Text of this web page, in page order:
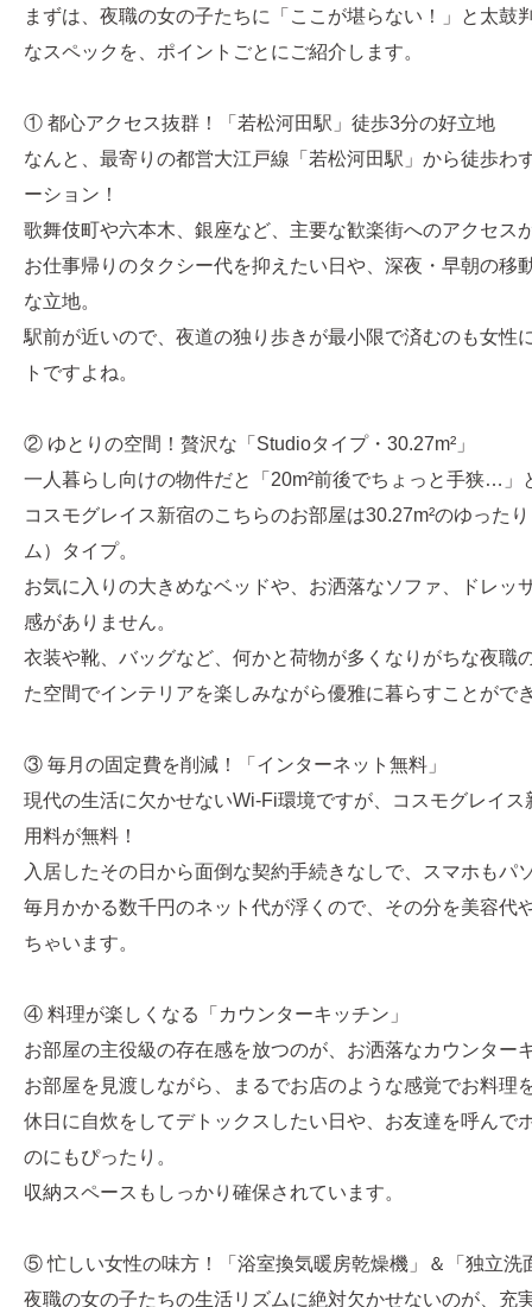
まずは、夜職の女の子たちに「ここが堪らない！」と太鼓
なスペックを、ポイントごとにご紹介します。
① 都心アクセス抜群！「若松河田駅」徒歩3分の好立地
なんと、最寄りの都営大江戸線「若松河田駅」から徒歩わ
ーション！
歌舞伎町や六本木、銀座など、主要な歓楽街へのアクセス
お仕事帰りのタクシー代を抑えたい日や、深夜・早朝の移
な立地。
駅前が近いので、夜道の独り歩きが最小限で済むのも女性
トですよね。
② ゆとりの空間！贅沢な「Studioタイプ・30.27m²」
一人暮らし向けの物件だと「20m²前後でちょっと手狭…」
コスモグレイス新宿のこちらのお部屋は30.27m²のゆった
ム）タイプ。
お気に入りの大きめなベッドや、お洒落なソファ、ドレッ
感がありません。
衣装や靴、バッグなど、何かと荷物が多くなりがちな夜職
た空間でインテリアを楽しみながら優雅に暮らすことがで
③ 毎月の固定費を削減！「インターネット無料」
現代の生活に欠かせないWi-Fi環境ですが、コスモグレイ
用料が無料！
入居したその日から面倒な契約手続きなしで、スマホもパ
毎月かかる数千円のネット代が浮くので、その分を美容代
ちゃいます。
④ 料理が楽しくなる「カウンターキッチン」
お部屋の主役級の存在感を放つのが、お洒落なカウンター
お部屋を見渡しながら、まるでお店のような感覚でお料理
休日に自炊をしてデトックスしたい日や、お友達を呼んで
のにもぴったり。
収納スペースもしっかり確保されています。
⑤ 忙しい女性の味方！「浴室換気暖房乾燥機」＆「独立洗
夜職の女の子たちの生活リズムに絶対欠かせないのが、充